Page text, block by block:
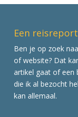
Een
Ben je op zoek
of website? Dat
artikel gaat of een
die ik al bezocht
kan allemaal.